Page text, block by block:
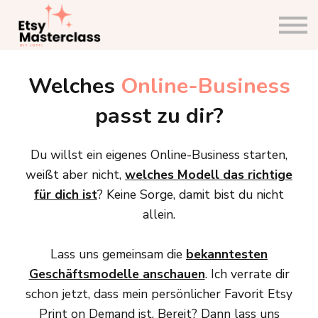
Einloggen
Welches Online-Business
passt zu dir?
Du willst ein eigenes Online-Business starten,
weißt aber nicht, welches Modell das richtige
für dich ist? Keine Sorge, damit bist du nicht
allein.
Lass uns gemeinsam die bekanntesten
Geschäftsmodelleanschauen. Ich verrate dir
schon jetzt, dass mein persönlicher Favorit Etsy
Print on Demand ist. Bereit? Dann lass uns